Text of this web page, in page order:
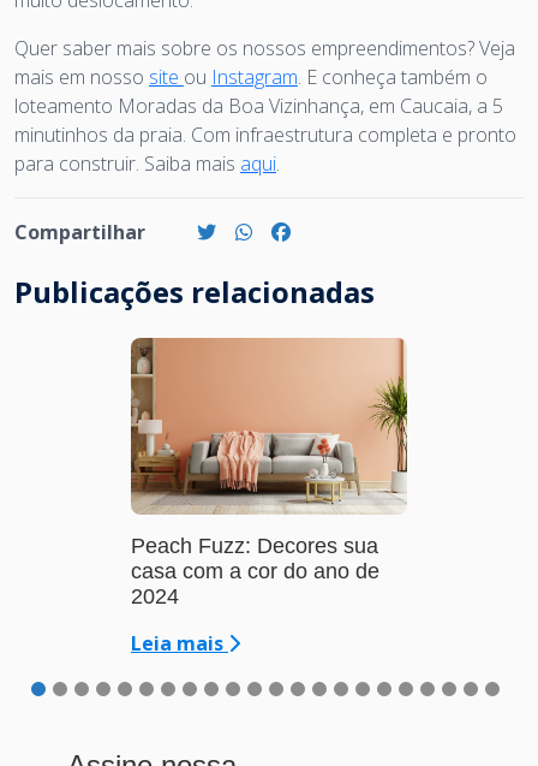
Quer saber mais sobre os nossos empreendimentos? Veja
mais em nosso site ou Instagram. E conheça também o
loteamento Moradas da Boa Vizinhança, em Caucaia, a 5
minutinhos da praia. Com infraestrutura completa e pronto
para construir. Saiba mais aqui.
Compartilhar
Publicações relacionadas
Peach Fuzz: Decores sua
casa com a cor do ano de
2024
Leia mais